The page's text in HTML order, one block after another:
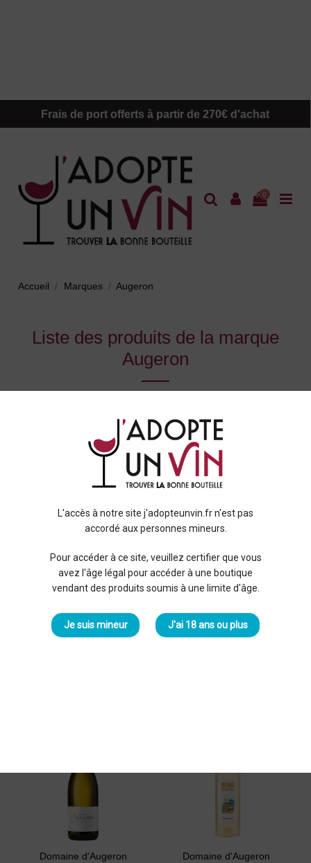
L'accès à notre site j'adopteunvin.fr n'est pas
accordé aux personnes mineurs.
Pour accéder à ce site, veuillez certifier que vous
avez l'âge légal pour accéder à une boutique
vendant des produits soumis à une limite d'âge.
Je suis mineur J'ai 18 ans ou plus
Frais de port offerts à partir de 270€ d'achat
0
Accueil Marques Augeron
Liste des produits de la marque
Augeron
Domaine d'Augeron
Rouge
27,00 €30,00 €
-15%
Domaine d'Augeron
Rouge
11,90 €14,00 €
Domaine d'Augeron Domaine d'Augeron